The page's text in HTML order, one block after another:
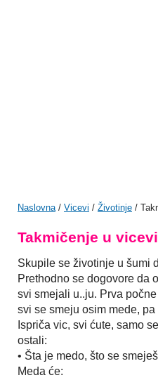
Naslovna/ Vicevi / Životinje /
Takmičenje u
Skupile se životinje u šumi
Prethodno se dogovore da
svi smejali u..ju. Prva
svi se smeju osim mede,
Ispriča vic, svi ćute, samo
ostali:
• Šta je medo, što se
Meda će: